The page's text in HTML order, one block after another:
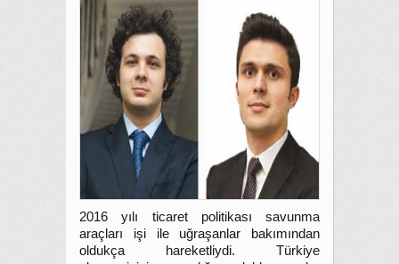
2016 yılı ticaret politikası savunma
araçları işi ile uğraşanlar bakımından
oldukça hareketliydi. Türkiye